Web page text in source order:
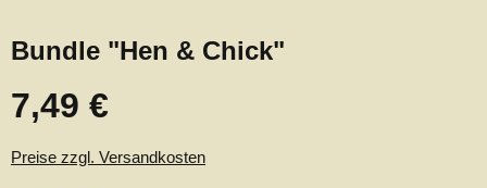
Bundle "Hen & Chick"
Regulärer Preis:
7,49 €
Preise zzgl. Versandkosten